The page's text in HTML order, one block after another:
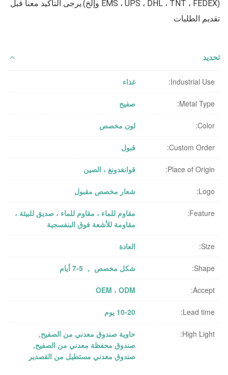
تقديم الطلبات
تحديد
Industrial Use: غذاء
Metal Type: صفيح
Color: لون مخصص
Custom Order: قبول
Place of Origin: قوانغدونغ ، الصين
Logo: شعار مخصص مقبول
Feature:
مقاوم للماء ، مقاوم للماء ، صديق للبيئة ،
مقاومة للأشعة فوق البنفسجية
Size: العادة
Shape: شكل مخصص ， 5-7 أيام
Accept: OEM ، ODM
Lead time: 10-20 يوم
High Light: حاوية صندوق معدني من الصفيح,
صندوق محفظة معدني من الصفيح,
صندوق معدني مستطيل من القصدير